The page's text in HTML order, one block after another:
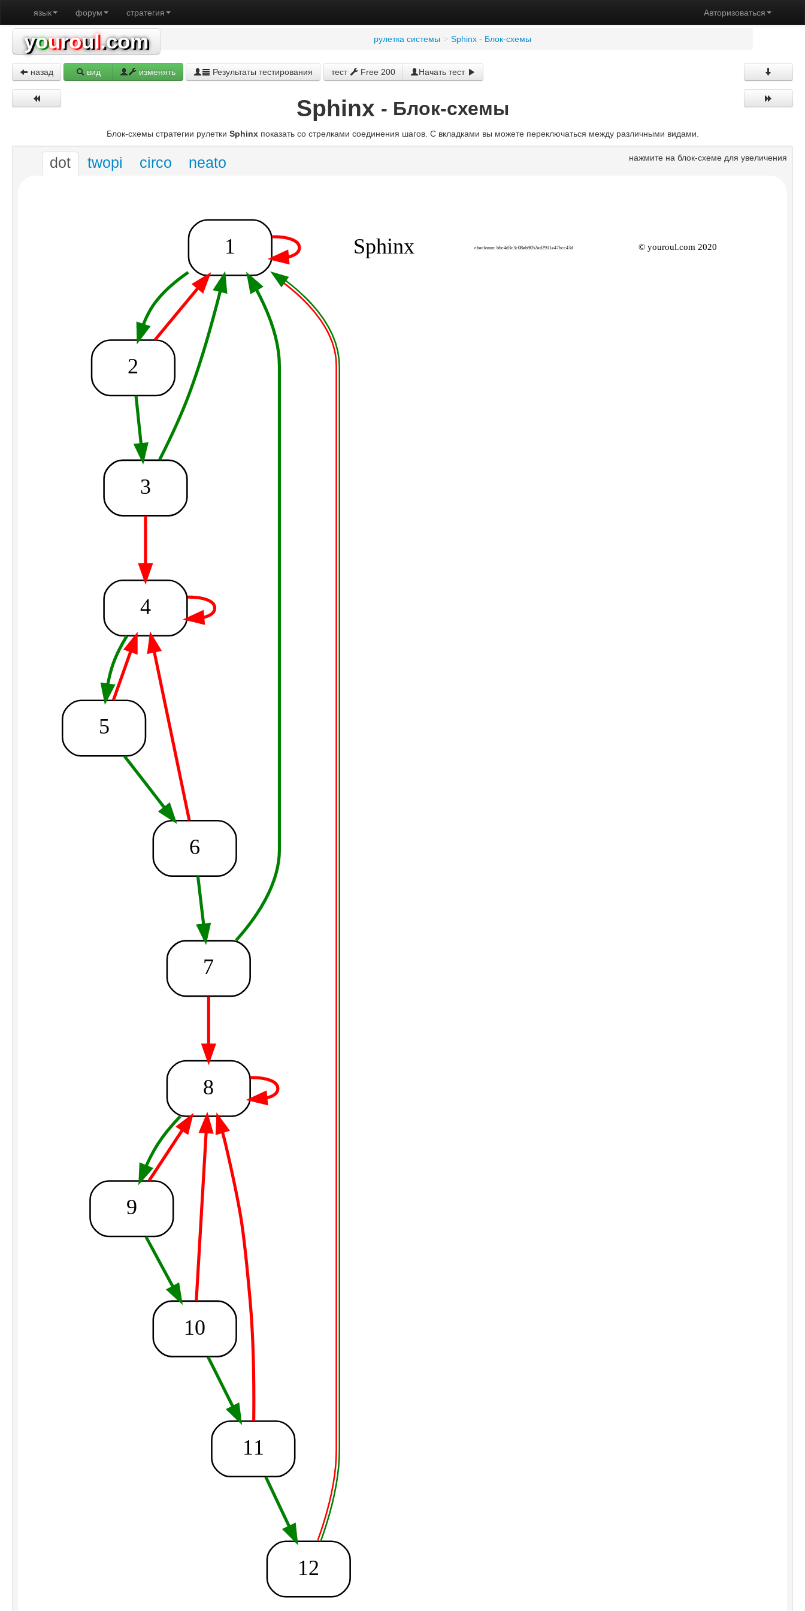
Авторизоваться
язык форум стратегия
youroul.com рулетка системы > Sphinx - Блок-схемы
назад вид изменять Результаты тестирования тест Free 200 Начать тест
Sphinx - Блок-схемы
Блок-схемы стратегии рулетки Sphinxпоказать со стрелками соединения шагов. С вкладками вы можете переключаться между различными видами.
нажмите на блок-схеме для увеличения
dot twopi circo neato